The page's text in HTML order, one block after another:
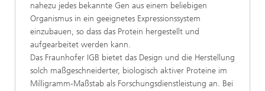
nahezu jedes bekannte Gen aus einem beliebigen
Organismus in ein geeignetes Expressionssystem
einzubauen, so dass das Protein hergestellt und
aufgearbeitet werden kann.
Das Fraunhofer IGB bietet das Design und die Herstellung
solch maßgeschneiderter, biologisch aktiver Proteine im
Milligramm-Maßstab als Forschungsdienstleistung an. Bei